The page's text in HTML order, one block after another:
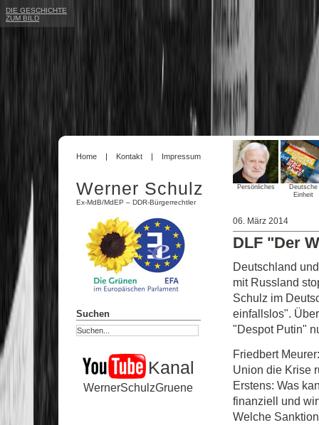
06. März 2014
DLF "Der
Deutschland
mit Russland
Schulz im
einfallslos".
"Despot Putin"
Friedbert
Union die Krise
Erstens: Was
finanziell und
Welche
Home Kontakt Impressum
Werner Schulz
Ex-MdB/MdEP – DDR-Bürgerrechtler
Suchen
Kanal
WernerSchulzGruene
Persönliches
Deutsche
Einheit
DIE GESCHICHTE
ZUM BILD